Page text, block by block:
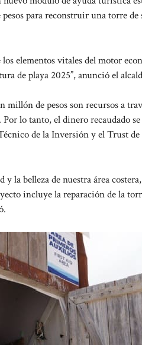
para reconstruir una torre
elementos vitales del motor
de playa 2025”, anunció el
de pesos son recursos a
lo tanto, el dinero recaudado
de la Inversión y el Trust
la belleza de nuestra área
incluye la reparación de la